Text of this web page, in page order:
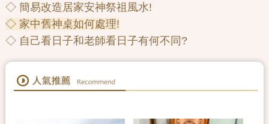
◇ 簡易改造居家安神祭祖風水!
◇ 家中舊神桌如何處理!
◇ 自己看日子和老師看日子有何不同?